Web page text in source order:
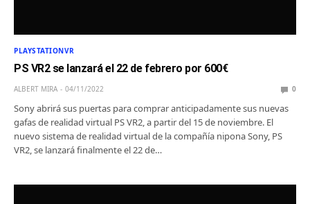
PLAYSTATIONVR
PS VR2 se lanzará el 22 de febrero por 600€
ALBERT MIRA 04/11/2022 0
Sony abrirá sus puertas para comprar anticipadamente sus nuevas
gafas de realidad virtual PS VR2, a partir del 15 de noviembre. El
nuevo sistema de realidad virtual de la compañía nipona Sony, PS
VR2, se lanzará finalmente el 22 de…